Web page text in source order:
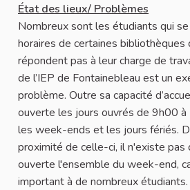
État des lieux/ Problèmes
Nombreux sont les étudiants qui
horaires de certaines bibliothèques
répondent pas à leur charge de
de l’IEP de Fontainebleau est un
problème. Outre sa capacité
ouverte les jours ouvrés de 9h00
les week-ends et les jours fériés.
proximité de celle-ci, il n'existe pas
ouverte l'ensemble du week-end,
important à de nombreux étudiants.